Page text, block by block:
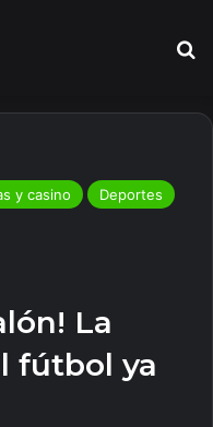
y casino
Deportes
La
fútbol ya